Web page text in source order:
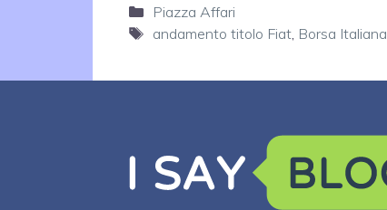
Categorie
Piazza Affari
Tag
andamento titolo Fiat, Borsa Italiana